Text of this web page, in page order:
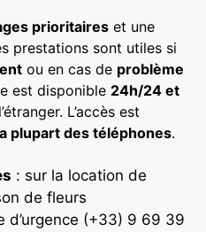
prioritaires et une
prestations sont utiles si
ou en cas de problème
est disponible 24h/24 et
L’accès est
plupart des téléphones.
: sur la location de
de fleurs
d’urgence (+33) 9 69 39